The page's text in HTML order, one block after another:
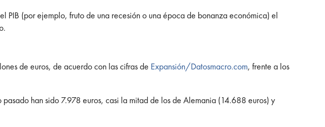
PIB (por ejemplo, fruto de una recesión o una época de bonanza económica) el
de euros, de acuerdo con las cifras de Expansión/Datosmacro.com, frente a los
han sido 7.978 euros, casi la mitad de los de Alemania (14.688 euros) y